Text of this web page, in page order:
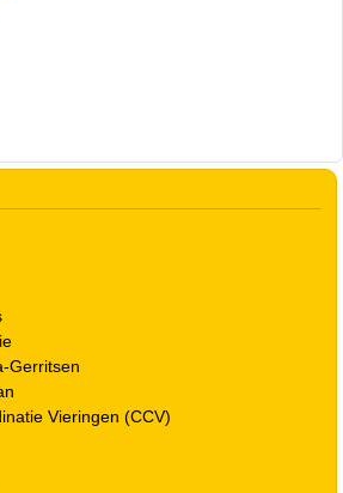
Gerritsen
Vieringen (CCV)